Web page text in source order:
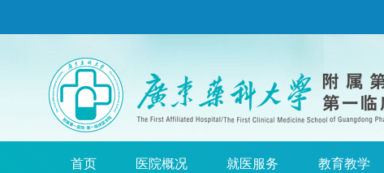
首页 医院概况 就医服务 教育教学